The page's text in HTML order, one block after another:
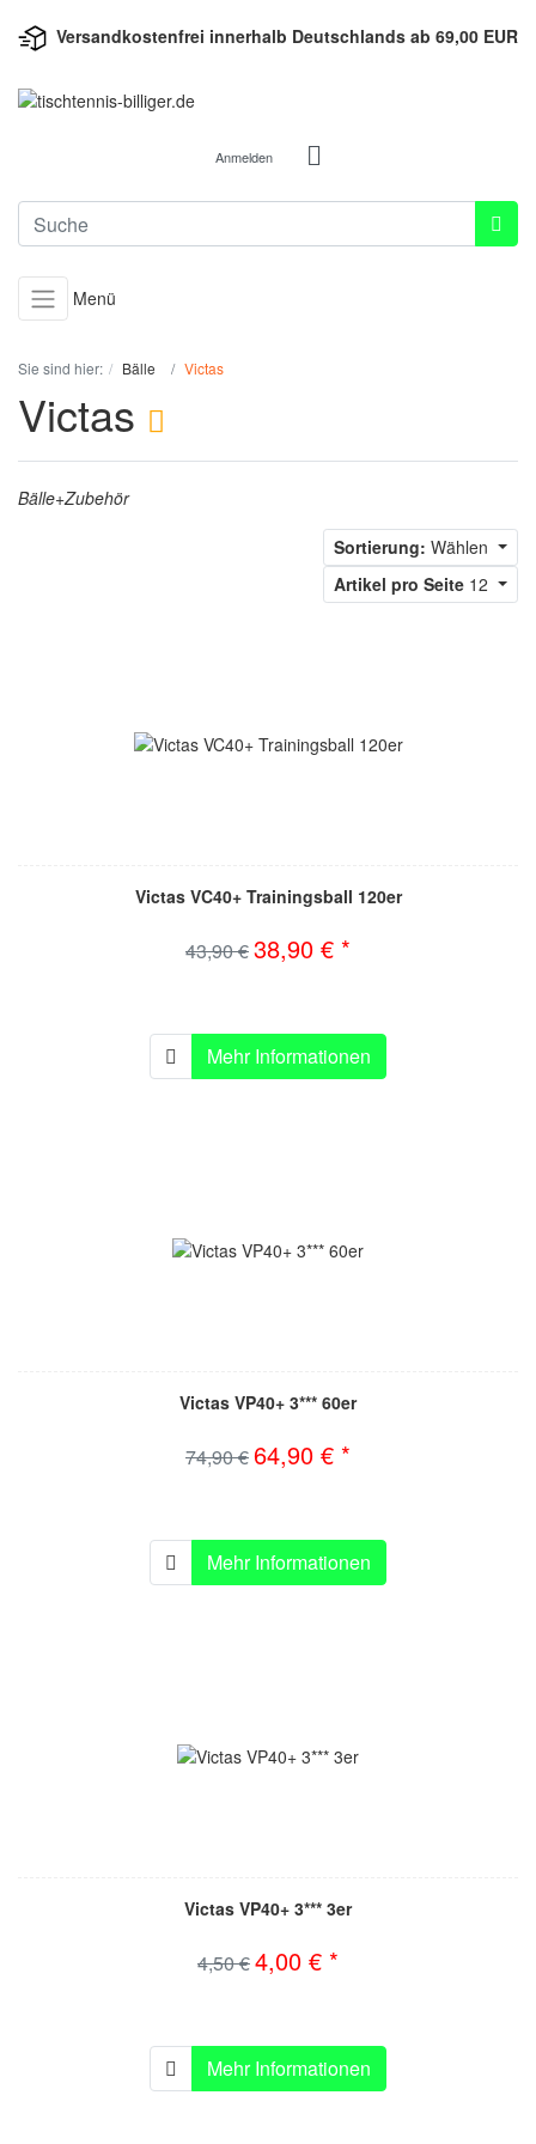
Versandkostenfrei innerhalb Deutschlands ab 69,00 EUR
Anmelden
Menü
Sie sind hier: Bälle Victas
Victas
Bälle+Zubehör
Sortierung: Wählen
Artikel pro Seite 12
Victas VC40+ Trainingsball 120er
43,90 €38,90 € *
Mehr Informationen
Victas VP40+ 3*** 60er
74,90 €64,90 € *
Mehr Informationen
Victas VP40+ 3*** 3er
4,50 €4,00 € *
Mehr Informationen